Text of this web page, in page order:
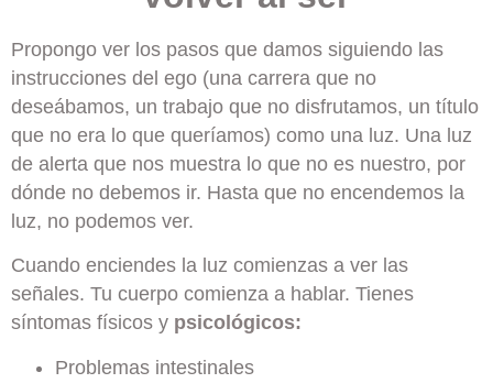
Propongo ver los pasos que damos siguiendo las
instrucciones del ego (una carrera que no
deseábamos, un trabajo que no disfrutamos, un título
que no era lo que queríamos) como una luz. Una luz
de alerta que nos muestra lo que no es nuestro, por
dónde no debemos ir. Hasta que no encendemos la
luz, no podemos ver.
Cuando enciendes la luz comienzas a ver las
señales. Tu cuerpo comienza a hablar. Tienes
síntomas físicos y psicológicos:
Problemas intestinales